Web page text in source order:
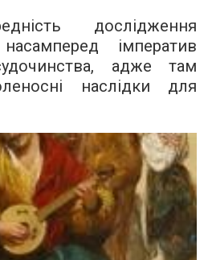
дослідження
імператив
адже там
наслідки для